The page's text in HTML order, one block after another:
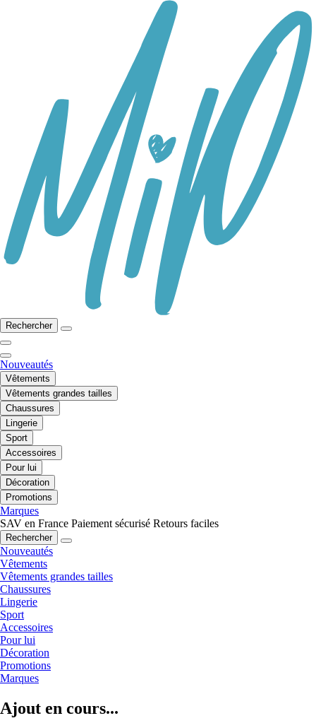
Rechercher
Nouveautés
Vêtements
Vêtements grandes tailles
Chaussures
Lingerie
Sport
Accessoires
Pour lui
Décoration
Promotions
Marques
SAV en France Paiement sécurisé Retours faciles
Rechercher
Nouveautés
Vêtements
Vêtements grandes tailles
Chaussures
Lingerie
Sport
Accessoires
Pour lui
Décoration
Promotions
Marques
Ajout en cours...